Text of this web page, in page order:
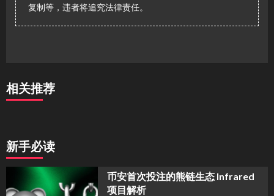
复制等，违者将追究法律责任。
相关推荐
新手必读
币安首次投注的熊链生态 Infrared
项目解析